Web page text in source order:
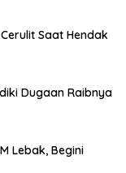
Saat Hendak
Dugaan Raibnya
Lebak, Begini